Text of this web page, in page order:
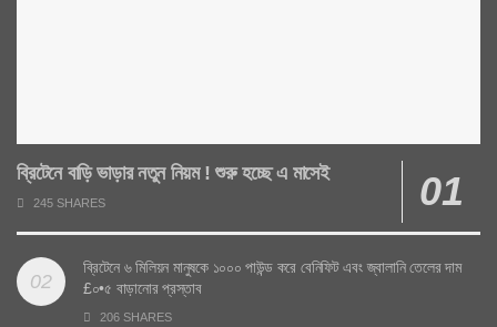
ব্রিটেনে বাড়ি ভাড়ার নতুন নিয়ম ! শুরু হচ্ছে এ মাসেই
245 SHARES
ব্রিটেনে ৬ মিলিয়ন মানুষকে ১০০০ পাউন্ড করে বেনিফিট এবং জ্বালানি তেলের দাম
£০•৫ বাড়ানোর প্রস্তাব
206 SHARES